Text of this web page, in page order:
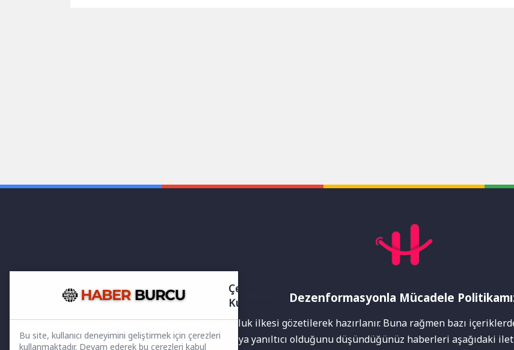
Dezenformasyonla Mücadele
Yayınlanan haberler doğruluk ilkesi gözetilerek hazırlanır. Buna rağmen bazı
bilgiler bulunabilir.Yanlış veya yanıltıcı olduğunu düşündüğünüz haberleri aşağıdaki
Çerez
Kullanımı
Bu site, kullanıcı deneyimini geliştirmek için çerezleri
kullanmaktadır. Devam ederek bu çerezleri kabul